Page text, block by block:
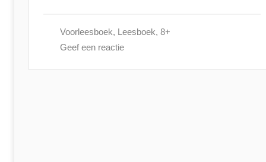
Voorleesboek, Leesboek, 8+
Geef een reactie